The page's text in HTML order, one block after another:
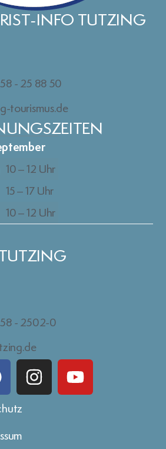
INFO TUTZING
- 25 88 50
tourismus.de
10 – 12 Uhr
15 – 17 Uhr
10 – 12 Uhr
- 2502-0